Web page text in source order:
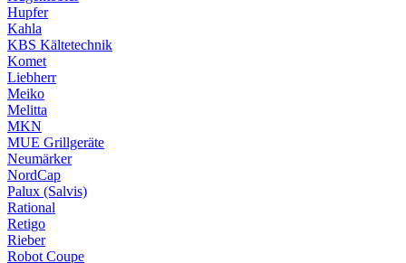
Hupfer
Kahla
KBS Kältetechnik
Komet
Liebherr
Meiko
Melitta
MKN
MUE Grillgeräte
Neumärker
NordCap
Palux (Salvis)
Rational
Retigo
Rieber
Robot Coupe